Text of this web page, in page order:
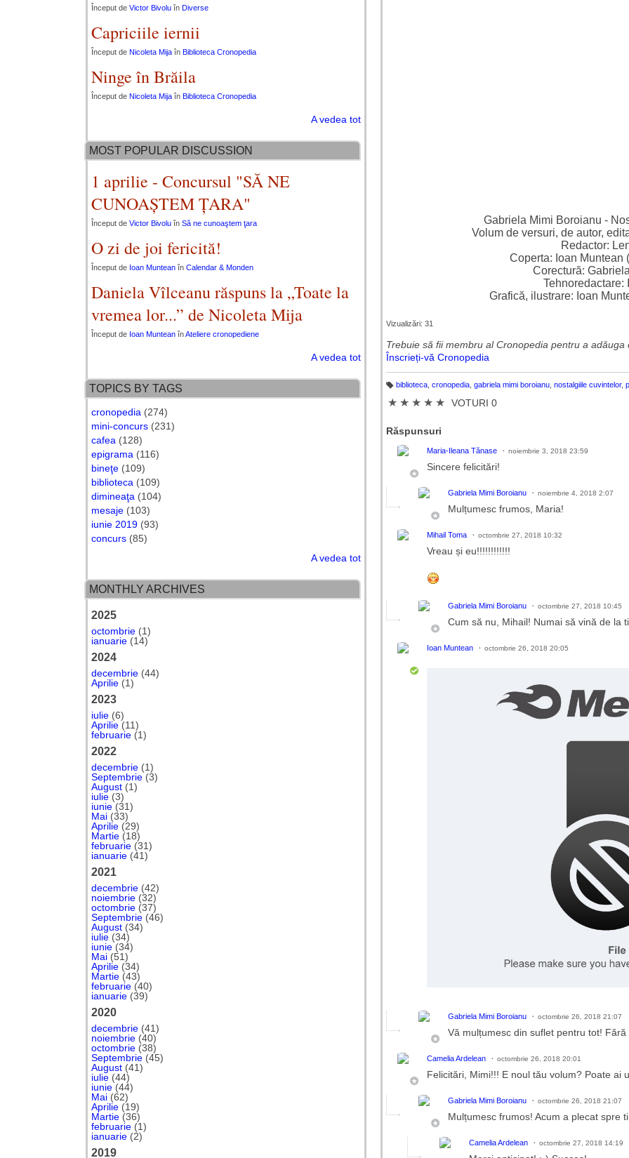
Gabriela Mimi Boroianu -
Volum de versuri, de autor,
Redactor:
Coperta: Ioan Muntean
Corectură:
Tehnoredactare:
Grafică, ilustrare: Ioan
Vizualizări: 31
Trebuie să fii membru al Cronopedia ​​pentru a adăuga
Înscrieți-vă Cronopedia
ic
h
biblioteca, cronopedia, gabriela mimi boroianu, nostalgiile cuvintelor,
★ ★ ★ ★ ★ VOTURI 0
Răspunsuri
Maria-Ileana Tănase noiembrie 3, 2018 23:59
Sincere felicitări!
Gabriela Mimi Boroianu noiembrie 4, 2018 2:07
Mulțumesc frumos, Maria!
Mihail Toma octombrie 27, 2018 10:32
Vreau și eu!!!!!!!!!!!!
Gabriela Mimi Boroianu octombrie 27, 2018 10:45
Cum să nu, Mihail! Numai să vină de la
Ioan Muntean octombrie 26, 2018 20:05
Gabriela Mimi Boroianu octombrie 26, 2018 21:07
Vă mulțumesc din suflet pentru tot!
Camelia Ardelean octombrie 26, 2018 20:01
Felicitări, Mimi!!! E noul tău volum? Poate
Gabriela Mimi Boroianu octombrie 26, 2018 21:07
Mulțumesc frumos! Acum a plecat spre
Camelia Ardelean octombrie 27, 2018 14:19
Început de Victor Bivolu în Diverse
Capriciile iernii
Început de Nicoleta Mija în Biblioteca Cronopedia
Ninge în Brăila
Început de Nicoleta Mija în Biblioteca Cronopedia
A vedea tot
MOST POPULAR DISCUSSION
1 aprilie - Concursul "SĂ NE
CUNOAȘTEM ȚARA"
Început de Victor Bivolu în Să ne cunoaştem ţara
O zi de joi fericită!
Început de Ioan Muntean în Calendar & Monden
Daniela Vîlceanu răspuns la „Toate la
vremea lor...” de Nicoleta Mija
Început de Ioan Muntean înAteliere cronopediene
A vedea tot
TOPICS BY TAGS
cronopedia (274)
mini-concurs (231)
cafea (128)
epigrama (116)
bineţe (109)
biblioteca (109)
dimineaţa (104)
mesaje (103)
iunie 2019 (93)
concurs (85)
A vedea tot
MONTHLY ARCHIVES
2025
octombrie (1)
ianuarie (14)
2024
decembrie (44)
Aprilie (1)
2023
iulie (6)
Aprilie (11)
februarie (1)
2022
decembrie (1)
Septembrie (3)
August (1)
iulie (3)
iunie (31)
Mai (33)
Aprilie (29)
Martie (18)
februarie (31)
ianuarie (41)
2021
decembrie (42)
noiembrie (32)
octombrie (37)
Septembrie (46)
August (34)
iulie (34)
iunie (34)
Mai (51)
Aprilie (34)
Martie (43)
februarie (40)
ianuarie (39)
2020
decembrie (41)
noiembrie (40)
octombrie (38)
Septembrie (45)
August (41)
iulie (44)
iunie (44)
Mai (62)
Aprilie (19)
Martie (36)
februarie (1)
ianuarie (2)
2019